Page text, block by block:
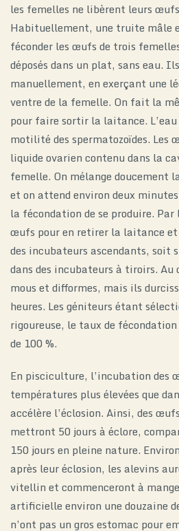
les femelles ne libèrent leurs
Habituellement, une truite mâle
féconder les œufs de trois
déposés dans un plat, sans eau.
manuellement, en exerçant une
ventre de la femelle. On fait la
pour faire sortir la laitance.
motilité des spermatozoïdes. Les
liquide ovarien contenu dans la
femelle. On mélange doucement
et on attend environ deux
la fécondation de se produire.
œufs pour en retirer la laitance et
des incubateurs ascendants, soit
dans des incubateurs à tiroirs.
mous et difformes, mais ils
heures. Les géniteurs étant
rigoureuse, le taux de
de 100 %.
En pisciculture, l’incubation des
températures plus élevées que
accélère l’éclosion. Ainsi, des
mettront 50 jours à éclore,
150 jours en pleine nature.
après leur éclosion, les alevins
vitellin et commenceront à
artificielle environ une douzaine
n’ont pas un gros estomac pour